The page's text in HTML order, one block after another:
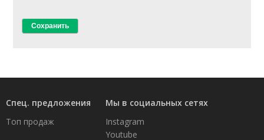
Спец. предложения
Топ продаж
Мы в социальных сетях
Instagram
Youtube